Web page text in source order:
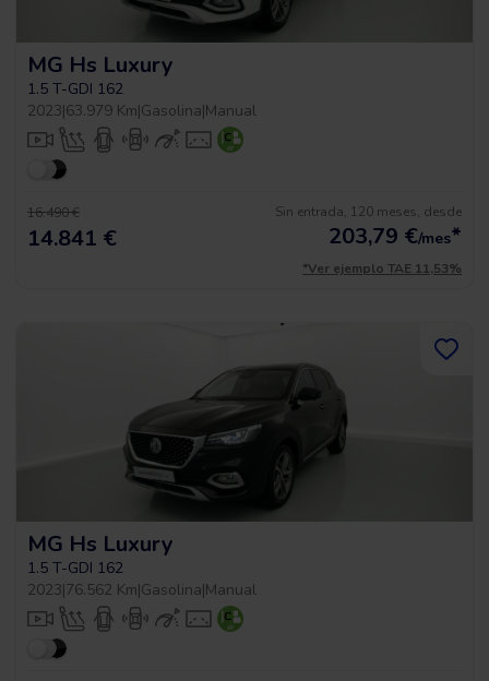
MG Hs Luxury
1.5 T-GDI 162
2023|63.979 Km|Gasolina|Manual
16.490 €
14.841 €
Sin entrada, 120 meses, desde
203,79 €/mes*
*Ver ejemplo TAE 11,53%
MG Hs Luxury
1.5 T-GDI 162
2023|76.562 Km|Gasolina|Manual